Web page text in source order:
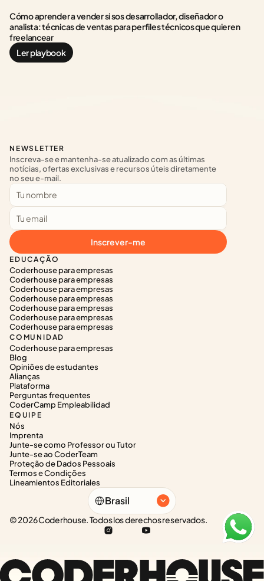
Cómo aprender a vender si sos desarrollador, diseñador o
analista: técnicas de ventas para perfiles técnicos que quieren
freelancear
Ler playbook
EDUCAÇÃO
Coderhouse para empresas
Coderhouse para empresas
Coderhouse para empresas
Coderhouse para empresas
Coderhouse para empresas
Coderhouse para empresas
Coderhouse para empresas
COMUNIDAD
Coderhouse para empresas
Blog
Opiniões de estudantes
Alianças
Plataforma
Perguntas frequentes
CoderCamp Empleabilidad
EQUIPE
Nós
Imprenta
Junte-se como Professor ou Tutor
Junte-se ao CoderTeam
Proteção de Dados Pessoais
Termos e Condições
Lineamientos Editoriales
NEWSLETTER
Inscreva-se e mantenha-se atualizado com as últimas
notícias, ofertas exclusivas e recursos úteis diretamente
no seu e-mail.
Inscrever-me
Select Language
Brasil
© 2026 Coderhouse. Todos los derechos reservados.